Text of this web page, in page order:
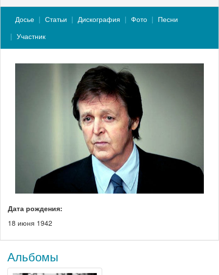
Досье Статьи Дискография Фото
Песни
Участник
Дата рождения:
18 июня 1942
Альбомы